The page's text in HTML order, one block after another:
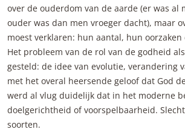
over de ouderdom van de aarde (er was al
ouder was dan men vroeger dacht), maar
moest verklaren: hun aantal, hun
Het probleem van de rol van de godheid
gesteld: de idee van evolutie, verandering
met het overal heersende geloof dat God
werd al vlug duidelijk dat in het moderne
doelgerichtheid of voorspelbaarheid.
soorten.